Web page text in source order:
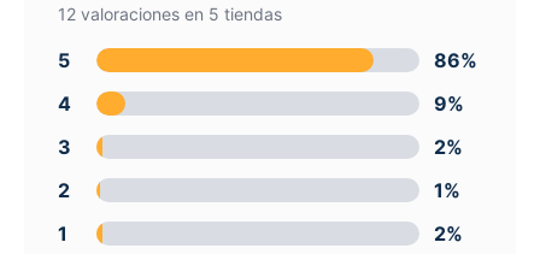
12 valoraciones en 5 tiendas
5
86%
4
9%
3
2%
2
1%
1
2%